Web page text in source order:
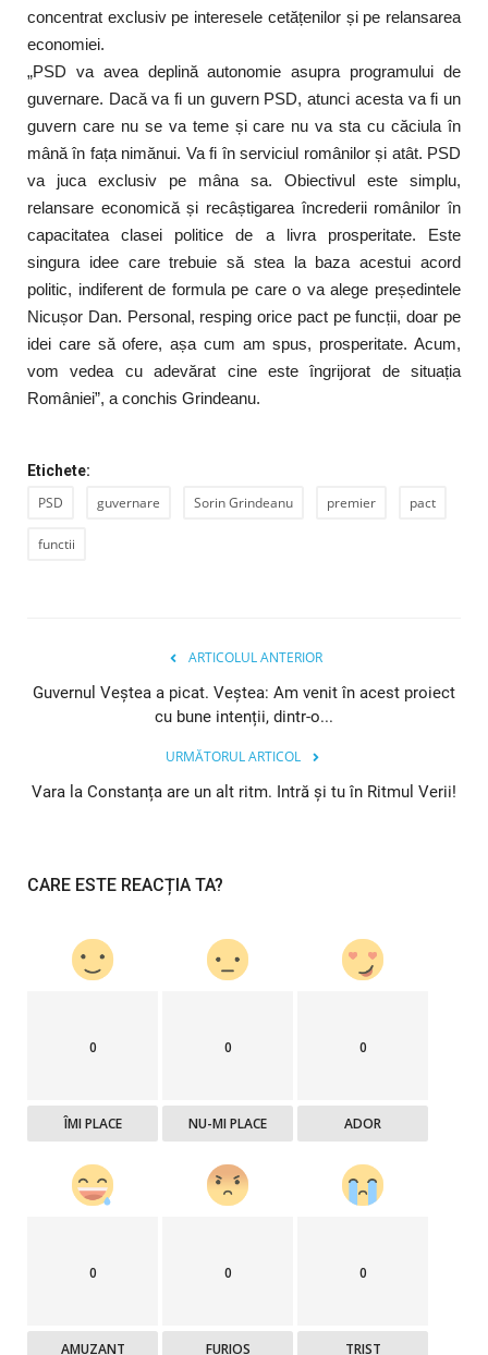
concentrat exclusiv pe interesele cetățenilor și pe relansarea
economiei.
„PSD va avea deplină autonomie asupra programului de
guvernare. Dacă va fi un guvern PSD, atunci acesta va fi un
guvern care nu se va teme și care nu va sta cu căciula în
mână în fața nimănui. Va fi în serviciul românilor și atât. PSD
va juca exclusiv pe mâna sa. Obiectivul este simplu,
relansare economică și recâștigarea încrederii românilor în
capacitatea clasei politice de a livra prosperitate. Este
singura idee care trebuie să stea la baza acestui acord
politic, indiferent de formula pe care o va alege președintele
Nicușor Dan. Personal, resping orice pact pe funcții, doar pe
idei care să ofere, așa cum am spus, prosperitate. Acum,
vom vedea cu adevărat cine este îngrijorat de situația
României”, a conchis Grindeanu.
Etichete:
PSD guvernare Sorin Grindeanu premier pact
functii
ARTICOLUL ANTERIOR
Guvernul Veştea a picat. Veştea: Am venit în acest proiect
cu bune intenții, dintr-o...
URMĂTORUL ARTICOL
Vara la Constanța are un alt ritm. Intră și tu în Ritmul Verii!
CARE ESTE REACȚIA TA?
0
ÎMI PLACE
0
NU-MI PLACE
0
ADOR
0
AMUZANT
0
FURIOS
0
TRIST